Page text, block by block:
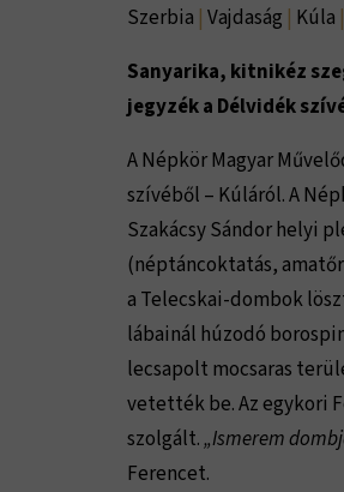
Szerbia | Vajdaság | Kúla |
Sanyarika, kitnikéz
jegyzék a Délvidék
A Népkör Magyar
szívéből – Kúláról. A
Szakácsy Sándor helyi
(néptáncoktatás,
a Telecskai-dombok
lábainál húzodó
lecsapolt mocsaras
vetették be. Az egykori
szolgált.„Ismerem
Ferencet.